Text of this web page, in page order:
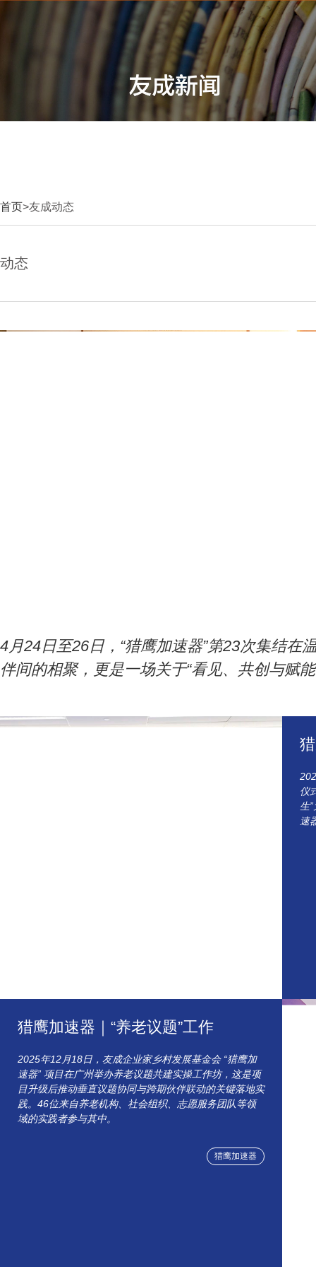
首页>友成动态
动态
4月24日至26日，“猎鹰加速器”第23次集结
伴间的相聚，更是一场关于“看见、共创与赋
猎鹰加速器｜“养老议题”工作
2025年12月18日，友成企业家乡村发展基金会 “猎鹰加
速器” 项目在广州举办养老议题共建实操工作坊，这是项
目升级后推动垂直议题协同与跨期伙伴联动的关键落地实
践。46位来自养老机构、社会组织、志愿服务团队等领
域的实践者参与其中。
猎鹰加速器
仪
生
速